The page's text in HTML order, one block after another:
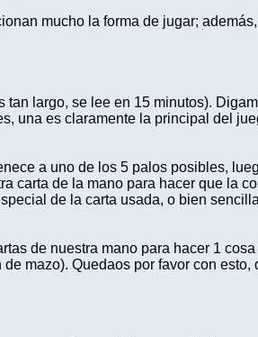
mucho la forma de jugar;
largo, se lee en 15 minutos).
una es claramente la principal del
a uno de los 5 palos posibles,
carta de la mano para hacer que la
de la carta usada, o bien
de nuestra mano para hacer 1
mazo). Quedaos por favor con esto,